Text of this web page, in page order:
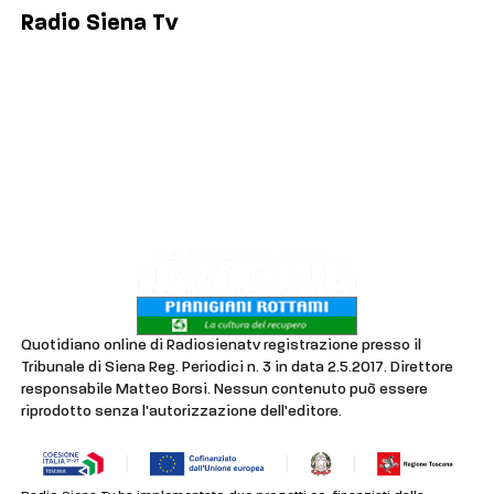
Radio Siena Tv
Quotidiano online di Radiosienatv registrazione presso il
Tribunale di Siena Reg. Periodici n. 3 in data 2.5.2017. Direttore
responsabile Matteo Borsi. Nessun contenuto può essere
riprodotto senza l'autorizzazione dell'editore.